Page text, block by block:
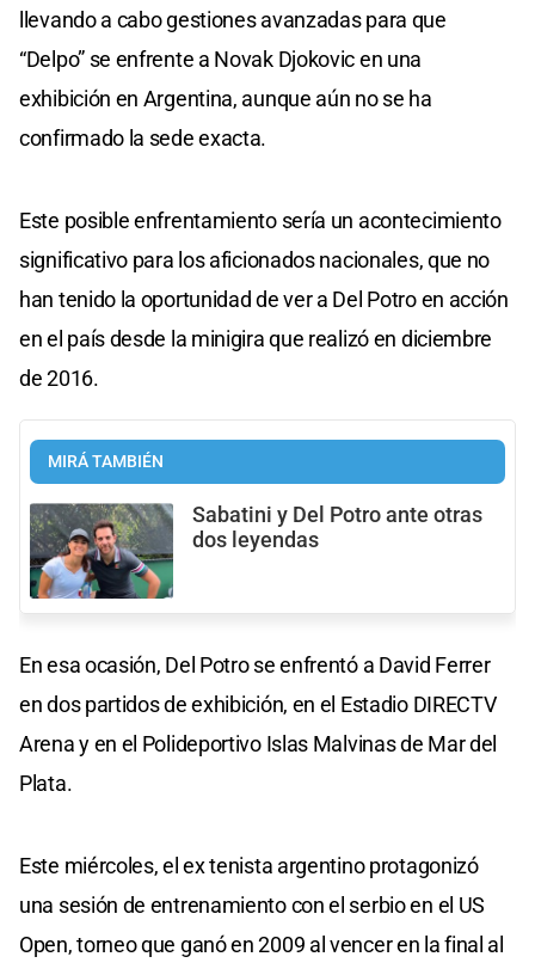
llevando a cabo gestiones avanzadas para que
“Delpo” se enfrente a Novak Djokovic en una
exhibición en Argentina, aunque aún no se ha
confirmado la sede exacta.
Este posible enfrentamiento sería un acontecimiento
significativo para los aficionados nacionales, que no
han tenido la oportunidad de ver a Del Potro en acción
en el país desde la minigira que realizó en diciembre
de 2016.
MIRÁ TAMBIÉN
Sabatini y Del Potro ante otras
dos leyendas
En esa ocasión, Del Potro se enfrentó a David Ferrer
en dos partidos de exhibición, en el Estadio DIRECTV
Arena y en el Polideportivo Islas Malvinas de Mar del
Plata.
Este miércoles, el ex tenista argentino protagonizó
una sesión de entrenamiento con el serbio en el US
Open, torneo que ganó en 2009 al vencer en la final al